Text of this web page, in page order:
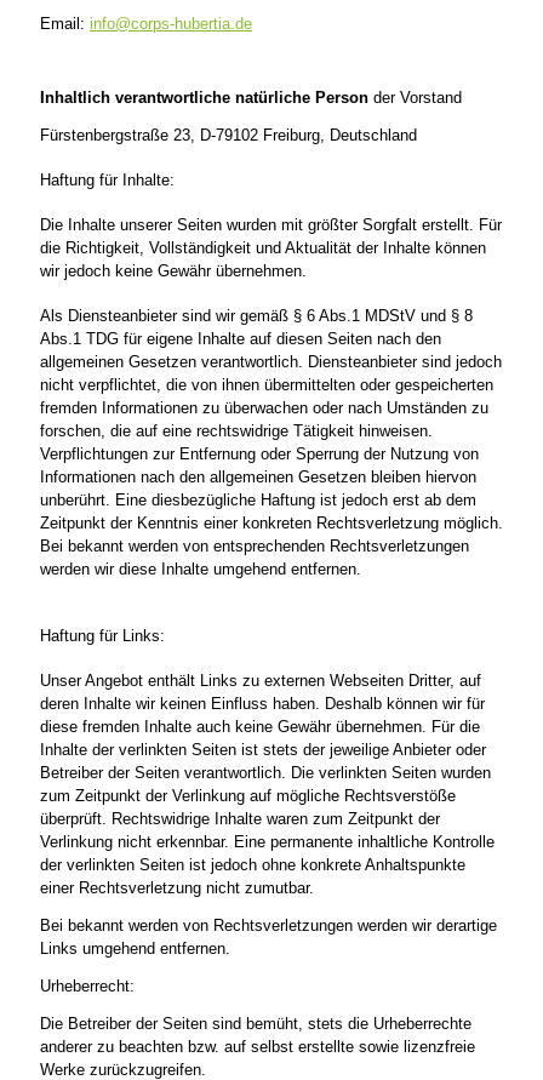
Email: info@corps-hubertia.de
Inhaltlich verantwortliche natürliche Person der Vorstand
Fürstenbergstraße 23, D-79102 Freiburg, Deutschland
Haftung für Inhalte:
Die Inhalte unserer Seiten wurden mit größter Sorgfalt erstellt. Für
die Richtigkeit, Vollständigkeit und Aktualität der Inhalte können
wir jedoch keine Gewähr übernehmen.
Als Diensteanbieter sind wir gemäß § 6 Abs.1 MDStV und § 8
Abs.1 TDG für eigene Inhalte auf diesen Seiten nach den
allgemeinen Gesetzen verantwortlich. Diensteanbieter sind jedoch
nicht verpflichtet, die von ihnen übermittelten oder gespeicherten
fremden Informationen zu überwachen oder nach Umständen zu
forschen, die auf eine rechtswidrige Tätigkeit hinweisen.
Verpflichtungen zur Entfernung oder Sperrung der Nutzung von
Informationen nach den allgemeinen Gesetzen bleiben hiervon
unberührt. Eine diesbezügliche Haftung ist jedoch erst ab dem
Zeitpunkt der Kenntnis einer konkreten Rechtsverletzung möglich.
Bei bekannt werden von entsprechenden Rechtsverletzungen
werden wir diese Inhalte umgehend entfernen.
Haftung für Links:
Unser Angebot enthält Links zu externen Webseiten Dritter, auf
deren Inhalte wir keinen Einfluss haben. Deshalb können wir für
diese fremden Inhalte auch keine Gewähr übernehmen. Für die
Inhalte der verlinkten Seiten ist stets der jeweilige Anbieter oder
Betreiber der Seiten verantwortlich. Die verlinkten Seiten wurden
zum Zeitpunkt der Verlinkung auf mögliche Rechtsverstöße
überprüft. Rechtswidrige Inhalte waren zum Zeitpunkt der
Verlinkung nicht erkennbar. Eine permanente inhaltliche Kontrolle
der verlinkten Seiten ist jedoch ohne konkrete Anhaltspunkte
einer Rechtsverletzung nicht zumutbar.
Bei bekannt werden von Rechtsverletzungen werden wir derartige
Links umgehend entfernen.
Urheberrecht:
Die Betreiber der Seiten sind bemüht, stets die Urheberrechte
anderer zu beachten bzw. auf selbst erstellte sowie lizenzfreie
Werke zurückzugreifen.